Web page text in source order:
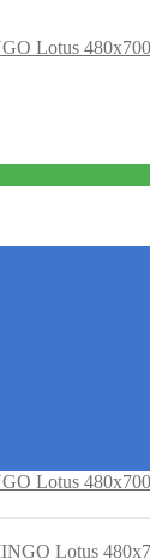
Lotus
Lotus